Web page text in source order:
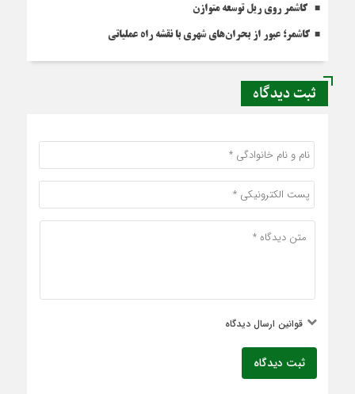
کاشمر روی ریل توسعه متوازن
کاشمر؛ عبور از بحران‌های شهری با نقشه راه عملیاتی
ثبت دیدگاه
قوانین ارسال دیدگاه
ثبت دیدگاه